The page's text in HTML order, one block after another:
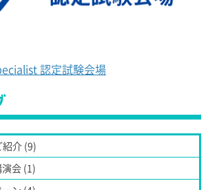
認定試験会場
紹介 (9)
会 (1)